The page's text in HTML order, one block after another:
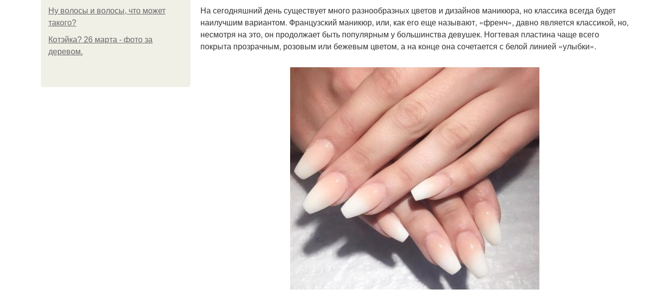
Ну волосы и волосы, что может
такого?
Котэйка? 26 марта - фото за
деревом.
Маникюр к бежевому
платью
Ногти под синее платье
Маникюр под серое
платье
Вечерний платье
Платье с серебром
Маникюр к розовому
На сегодняшний день существует много разнообразных цветов и дизайнов маникюра, но классика всегда будет
наилучшим вариантом. Французский маникюр, или, как его еще называют, «френч», давно является классикой, но,
несмотря на это, он продолжает быть популярным у большинства девушек. Ногтевая пластина чаще всего
покрыта прозрачным, розовым или бежевым цветом, а на конце она сочетается с белой линией «улыбки».